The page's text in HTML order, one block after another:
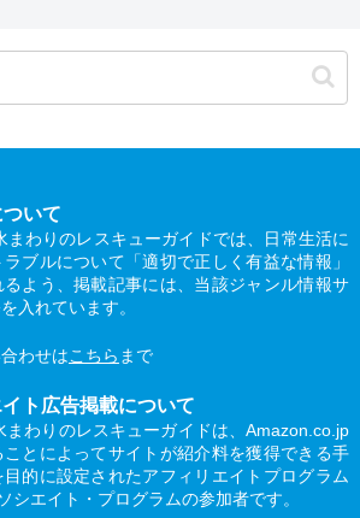
いて
まわりのレスキューガイドでは、日常生活に
ブルについて「適切で正しく有益な情報」
よう、掲載記事には、当該ジャンル情報サ
入れています。
わせはこちら まで
ト広告掲載について
まわりのレスキューガイドは、Amazon.co.jp
とによってサイトが紹介料を獲得できる手
的に設定されたアフィリエイトプログラム
シエイト・プログラムの参加者です。